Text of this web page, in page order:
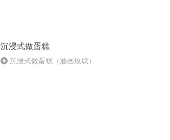
沉浸式做蛋糕
沉浸式做蛋糕（油画玫珑）